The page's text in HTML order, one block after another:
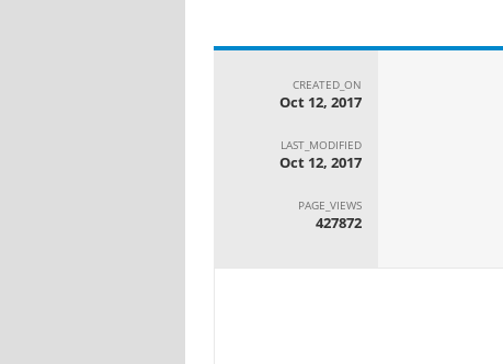
CREATED_ON
Oct 12, 2017
LAST_MODIFIED
Oct 12, 2017
PAGE_VIEWS
427872